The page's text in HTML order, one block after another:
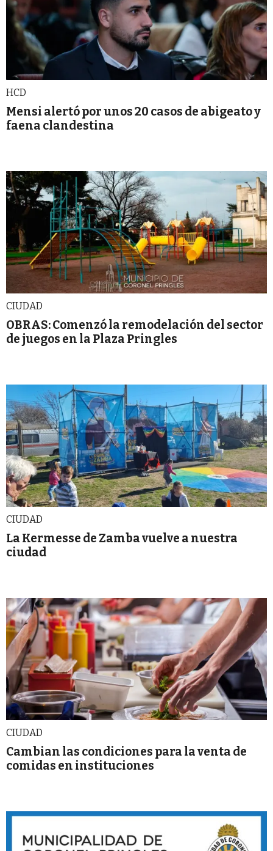
HCD
Mensi alertó por unos 20 casos de abigeato y
faena clandestina
CIUDAD
OBRAS: Comenzó la remodelación del sector
de juegos en la Plaza Pringles
CIUDAD
La Kermesse de Zamba vuelve a nuestra
ciudad
CIUDAD
Cambian las condiciones para la venta de
comidas en instituciones